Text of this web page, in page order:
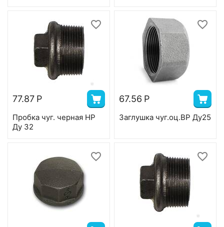
77.87 Р
Пробка чуг. черная НР
Ду 32
67.56 Р
Заглушка чуг.оц.ВР Ду25